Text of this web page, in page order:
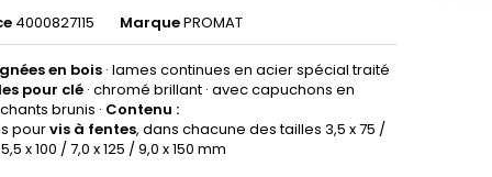
4000827115 MarquePROMAT
en bois · lames continues en acier spécial traité
pour clé · chromé brillant · avec capuchons en
brunis · Contenu :
pourvis à fentes, dans chacune des tailles 3,5 x 75 /
x 100 / 7,0 x 125 / 9,0 x 150 mm